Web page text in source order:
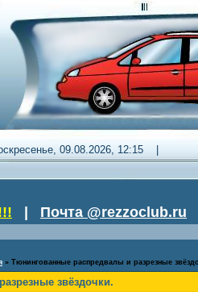
09.08.2026, 12:15 |
Почта @rezzoclub.ru
» Тюнингованные распредвалы и разрезные
звёздочки.